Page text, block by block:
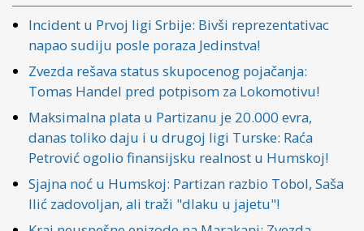
Incident u Prvoj ligi Srbije: Bivši reprezentativac
napao sudiju posle poraza Jedinstva!
Zvezda rešava status skupocenog pojačanja:
Tomas Handel pred potpisom za Lokomotivu!
Maksimalna plata u Partizanu je 20.000 evra,
danas toliko daju i u drugoj ligi Turske: Raća
Petrović ogolio finansijsku realnost u Humskoj!
Sjajna noć u Humskoj: Partizan razbio Tobol, Saša
Ilić zadovoljan, ali traži "dlaku u jajetu"!